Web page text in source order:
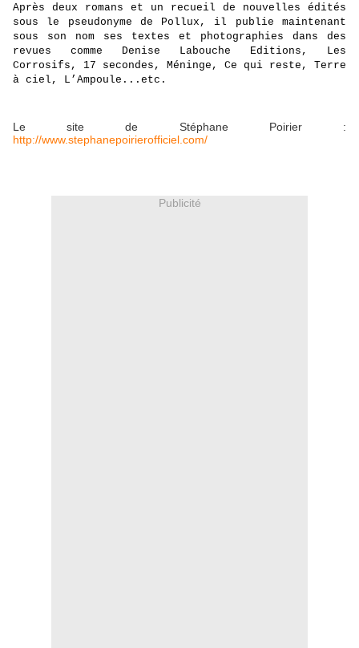
Après deux romans et un recueil de nouvelles édités
sous le pseudonyme de Pollux, il publie maintenant
sous son nom ses textes et photographies dans des
revues comme Denise Labouche Editions, Les
Corrosifs, 17 secondes, Méninge, Ce qui reste, Terre
à ciel, L’Ampoule...etc.
Le site de Stéphane Poirier :
http://www.stephanepoirierofficiel.com/
Publicité